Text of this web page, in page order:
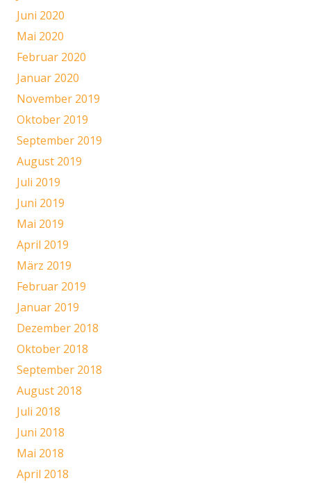
Juni 2020
Mai 2020
Februar 2020
Januar 2020
November 2019
Oktober 2019
September 2019
August 2019
Juli 2019
Juni 2019
Mai 2019
April 2019
März 2019
Februar 2019
Januar 2019
Dezember 2018
Oktober 2018
September 2018
August 2018
Juli 2018
Juni 2018
Mai 2018
April 2018